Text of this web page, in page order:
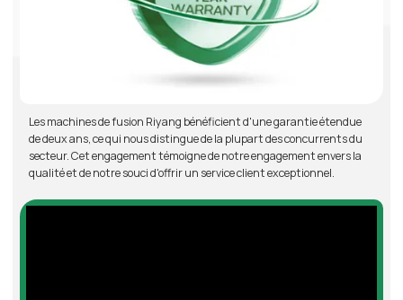
Les machines de fusion Riyang bénéficient d'une garantie étendue
de deux ans, ce qui nous distingue de la plupart des concurrents du
secteur. Cet engagement témoigne de notre engagement envers la
qualité et de notre souci d'offrir un service client exceptionnel.